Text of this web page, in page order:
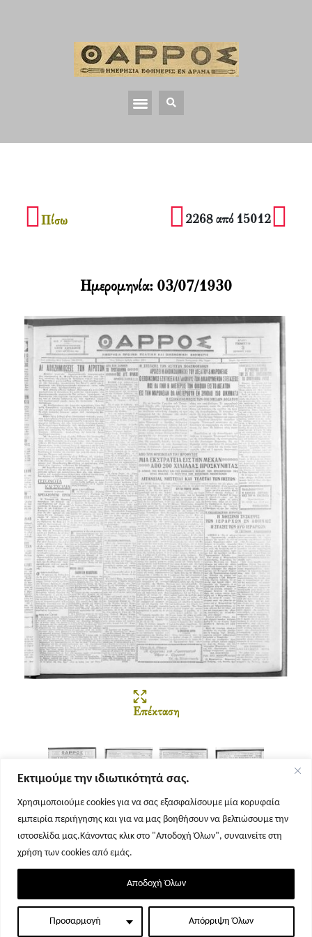
Εκτιμούμε την ιδιωτικότητά σας.
Χρησιμοποιούμε cookies για να σας εξασφαλίσουμε μία κορυφαία
εμπειρία περιήγησης και για να μας βοηθήσουν να βελτιώσουμε την
ιστοσελίδα μας.Κάνοντας κλικ στο "Αποδοχή Όλων", συναινείτε στη
χρήση των cookies από εμάς.
Προσαρμογή Απόρριψη Όλων
Αποδοχή Όλων
Πίσω 2268 από 15012
Επέκταση
Σελίδα 1 Σελίδα 2 Σελίδα 3 Σελίδα 4
Ημερομηνία: 03/07/1930